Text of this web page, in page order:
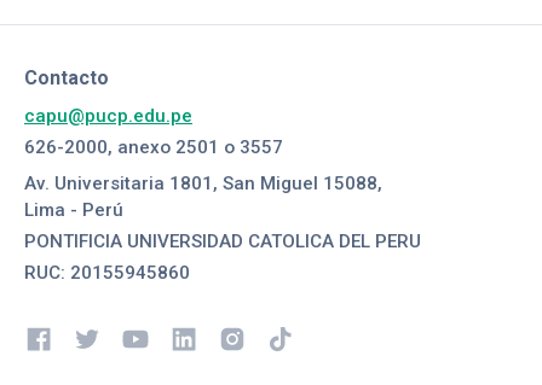
Contacto
capu@pucp.edu.pe
626-2000, anexo 2501 o 3557
Av. Universitaria 1801, San Miguel 15088,
Lima - Perú
PONTIFICIA UNIVERSIDAD CATOLICA DEL PERU
RUC: 20155945860